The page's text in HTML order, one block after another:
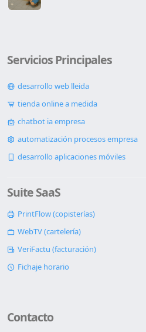
Servicios Principales
desarrollo web lleida
tienda online a medida
chatbot ia empresa
automatización procesos empresa
desarrollo aplicaciones móviles
Suite SaaS
PrintFlow (copisterías)
WebTV (cartelería)
VeriFactu (facturación)
Fichaje horario
Contacto